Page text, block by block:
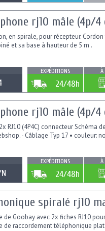
rj10 mâle (4p/
en spirale, pour récepteur.
et sa base à hauteur de 5 m .
EXPÉDITIONS
24/48h
À
rj10 mâle (4p/
RJ10 (4P4C) connecteur Schéma
- Câblage Typ 17 • couleur:
EXPÉDITIONS
24/48h
À
spiralé rj10
de Goobay avec 2x fiches RJ10
de raccordement téléphonique